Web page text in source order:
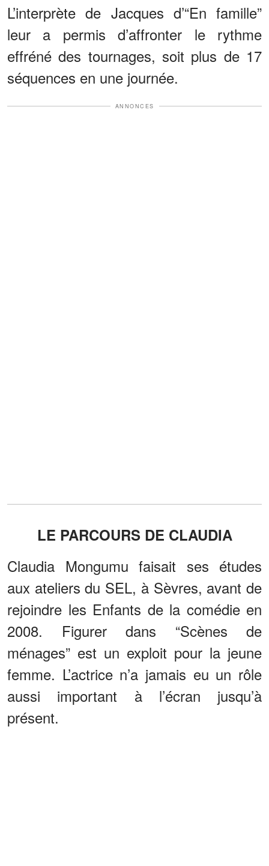
L’interprète de Jacques d’“En famille”
leur a permis d’affronter le rythme
effréné des tournages, soit plus de 17
séquences en une journée.
ANNONCES
LE PARCOURS DE CLAUDIA
Claudia Mongumu faisait ses études
aux ateliers du SEL, à Sèvres, avant de
rejoindre les Enfants de la comédie en
2008. Figurer dans “Scènes de
ménages” est un exploit pour la jeune
femme. L’actrice n’a jamais eu un rôle
aussi important à l’écran jusqu’à
présent.